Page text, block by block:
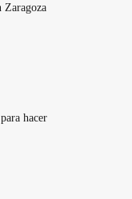
Zaragoza
hacer